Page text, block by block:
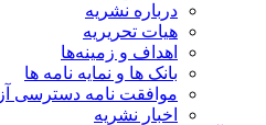
درباره نشریه
هیات تحریریه
اهداف و زمینه‌ها
بانک ها و نمایه نامه ها
موافقت نامه دسترسی آزاد
اخبار نشریه